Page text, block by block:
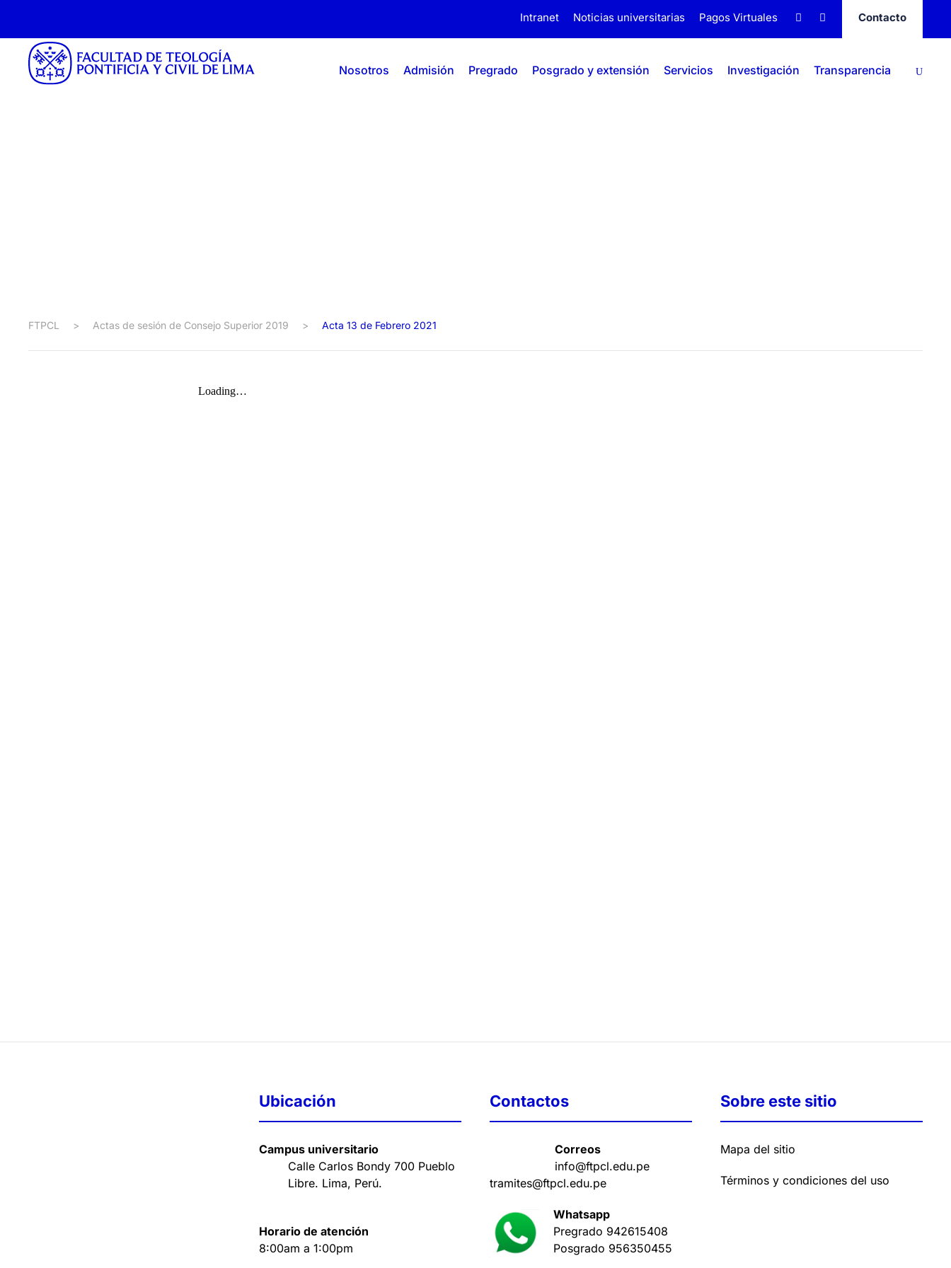
Intranet Noticias universitarias Pagos Virtuales Contacto
Nosotros Admisión Pregrado Posgrado y extensión Servicios Investigación Transparencia
FTPCL > Actas de sesión de Consejo Superior 2019 > Acta 13 de Febrero 2021
Ubicación
Campus universitario
Calle Carlos Bondy 700 Pueblo
Libre. Lima, Perú.
Horario de atención
8:00am a 1:00pm
Contactos
Correos
info@ftpcl.edu.pe
tramites@ftpcl.edu.pe
Whatsapp
Pregrado 942615408
Posgrado 956350455
Sobre este sitio
Mapa del sitio
Términos y condiciones del uso